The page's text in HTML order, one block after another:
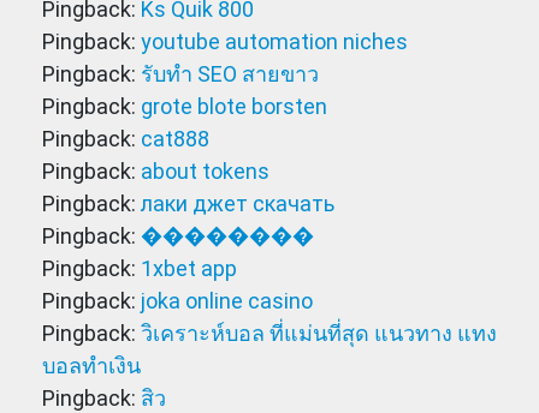
Pingback: Ks Quik 800
Pingback: youtube automation niches
Pingback: รับทำ SEO สายขาว
Pingback: grote blote borsten
Pingback: cat888
Pingback: about tokens
Pingback: лаки джет скачать
Pingback: ��������
Pingback: 1xbet app
Pingback: joka online casino
Pingback: วิเคราะห์บอล ที่แม่นที่สุด แนวทาง แทง
บอลทำเงิน
Pingback: สิว